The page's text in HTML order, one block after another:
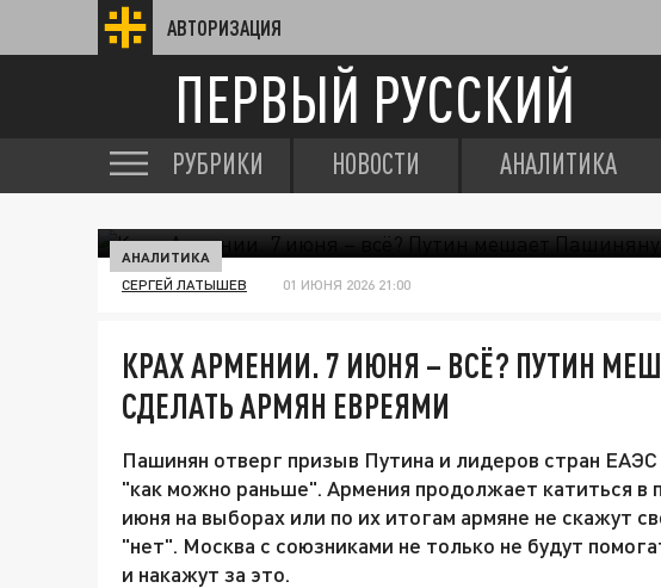
АВТОРИЗАЦИЯ
ПЕРВЫЙ РУССКИЙ
РУБРИКИ НОВОСТИ АНАЛИТИКА
АНАЛИТИКА
СЕРГЕЙ ЛАТЫШЕВ 01 ИЮНЯ 2026 21:00
КРАХ АРМЕНИИ. 7 ИЮНЯ – ВСЁ? ПУТИН
СДЕЛАТЬ АРМЯН ЕВРЕЯМИ
Пашинян отверг призыв Путина и лидеров стран
"как можно раньше". Армения продолжает катиться в
июня на выборах или по их итогам армяне не скажут
"нет". Москва с союзниками не только не будут
и накажут за это.